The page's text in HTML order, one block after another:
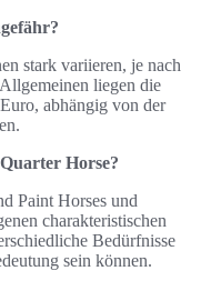
stark variieren, je nach
liegen die
abhängig von der
Horse?
Paint Horses und
charakteristischen
Bedürfnisse
sein können.